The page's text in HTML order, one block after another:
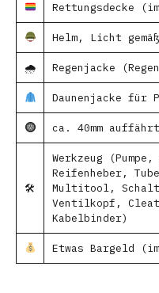
Rettungsdecke
Helm, Licht
🌧 Regenjacke
Daunenjacke für
ca. 40mm
🛠
Werkzeug
Reifenheber,
Multitool,
Ventilkopf, Cleat
Kabelbinder)
Etwas Bargeld